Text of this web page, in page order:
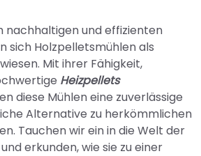
nachhaltigen und effizienten
sich Holzpelletsmühlen als
Mit ihrer Fähigkeit,
Heizpellets
diese Mühlen eine zuverlässige
Alternative zu herkömmlichen
Tauchen wir ein in die Welt der
erkunden, wie sie zu einer